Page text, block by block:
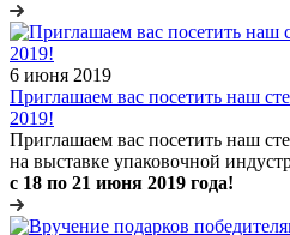
6 июня 2019
Приглашаем вас посетить наш
2019!
Приглашаем вас посетить наш
на выставке упаковочной
с 18 по 21 июня 2019 года!